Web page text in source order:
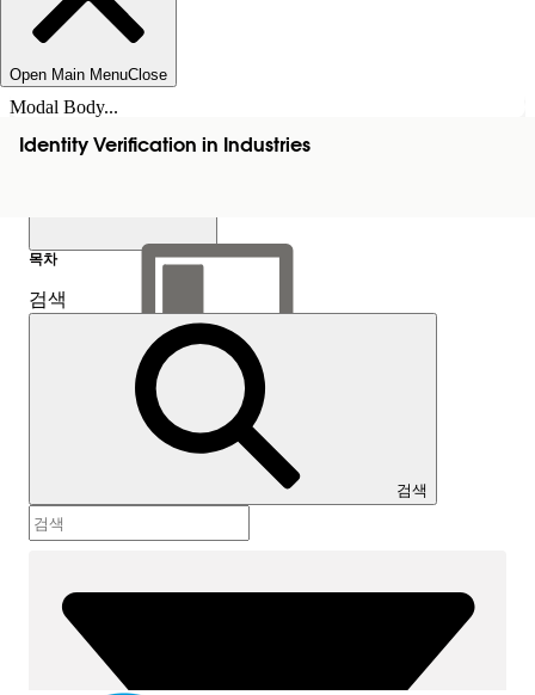
Open Main MenuClose
Modal Body...
Identity Verification in Industries
목차 표시
목차
검색
검색